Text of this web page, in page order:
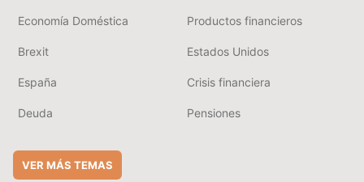
Economía Doméstica Productos financieros
Brexit Estados Unidos
España Crisis financiera
Deuda Pensiones
VER MÁS TEMAS